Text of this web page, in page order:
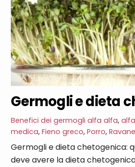
Germogli e dieta
Benefici dei germogli alfa alfa,
medica,Fieno greco,Porro,
Germogli e dieta chetogenica:
deve avere la dieta